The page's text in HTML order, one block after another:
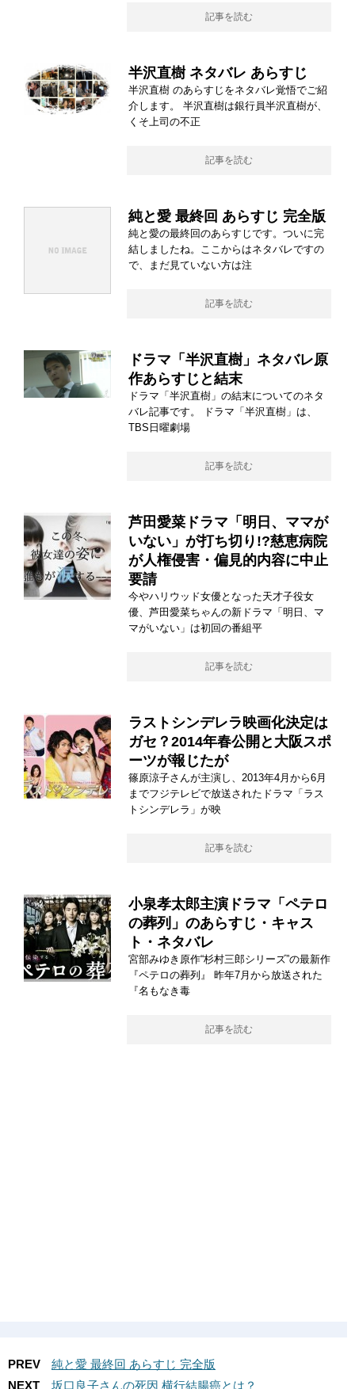
記事を読む
半沢直樹 ネタバレ あらすじ
半沢直樹 のあらすじをネタバレ覚悟でご紹
介します。 半沢直樹は銀行員半沢直樹が、
くそ上司の不正
記事を読む
純と愛 最終回 あらすじ 完全版
純と愛の最終回のあらすじです。ついに完
結しましたね。ここからはネタバレですの
で、まだ見ていない方は注
記事を読む
ドラマ「半沢直樹」ネタバレ原
作あらすじと結末
ドラマ「半沢直樹」の結末についてのネタ
バレ記事です。 ドラマ「半沢直樹」は、
TBS日曜劇場
記事を読む
芦田愛菜ドラマ「明日、ママが
いない」が打ち切り!?慈恵病院
が人権侵害・偏見的内容に中止
要請
今やハリウッド女優となった天才子役女
優、芦田愛菜ちゃんの新ドラマ「明日、マ
マがいない」は初回の番組平
記事を読む
ラストシンデレラ映画化決定は
ガセ？2014年春公開と大阪スポ
ーツが報じたが
篠原涼子さんが主演し、2013年4月から6月
までフジテレビで放送されたドラマ「ラス
トシンデレラ」が映
記事を読む
小泉孝太郎主演ドラマ「ペテロ
の葬列」のあらすじ・キャス
ト・ネタバレ
宮部みゆき原作“杉村三郎シリーズ”の最新作
『ペテロの葬列』 昨年7月から放送された
『名もなき毒
記事を読む
PREV
純と愛 最終回 あらすじ 完全版
NEXT
坂口良子さんの死因 横行結腸癌とは？